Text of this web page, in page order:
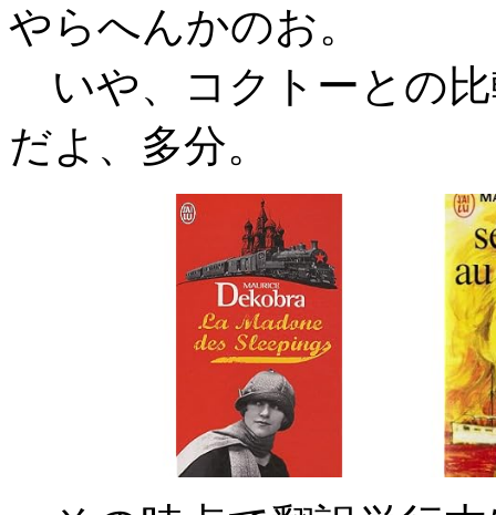
やらへんかのお。
いや、コクトーとの
だよ、多分。